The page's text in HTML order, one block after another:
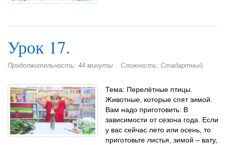
Урок 17.
Продолжительность: 44 минуты Сложность: Стадартный
Тема: Перелётные птицы.
Животные, которые спят зимой.
Вам надо приготовить: В
зависимости от сезона года. Если
у вас сейчас лето или осень, то
приготовьте листья, зимой – вату,